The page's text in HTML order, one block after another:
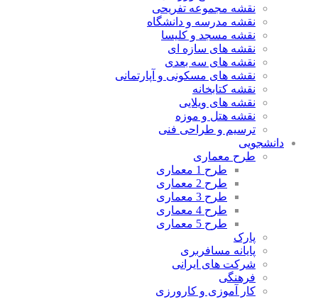
نقشه مجموعه تفریحی
نقشه مدرسه و دانشگاه
نقشه مسجد و کلیسا
نقشه های سازه ای
نقشه های سه بعدی
نقشه های مسکونی و آپارتمانی
نقشه کتابخانه
نقشه های ویلایی
نقشه هتل و موزه
ترسیم و طراحی فنی
دانشجویی
طرح معماری
طرح 1 معماری
طرح 2 معماری
طرح 3 معماری
طرح 4 معماری
طرح 5 معماری
پارک
پایانه مسافربری
شرکت های ایرانی
فرهنگی
کار آموزی و کارورزی